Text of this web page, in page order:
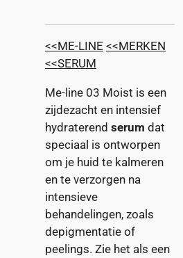
<<ME-LINE <<MERKEN
<<SERUM
Me-line 03 Moist is een
zijdezacht en intensief
hydraterend serum dat
speciaal is ontworpen
om je huid te kalmeren
en te verzorgen na
intensieve
behandelingen, zoals
depigmentatie of
peelings. Zie het als een